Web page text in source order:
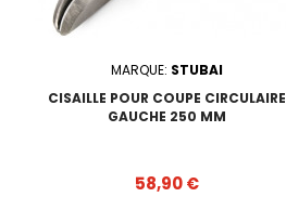
MARQUE: STUBAI
CISAILLE POUR COUPE CIRCULAIRE
GAUCHE 250 MM
Prix
58,90 €